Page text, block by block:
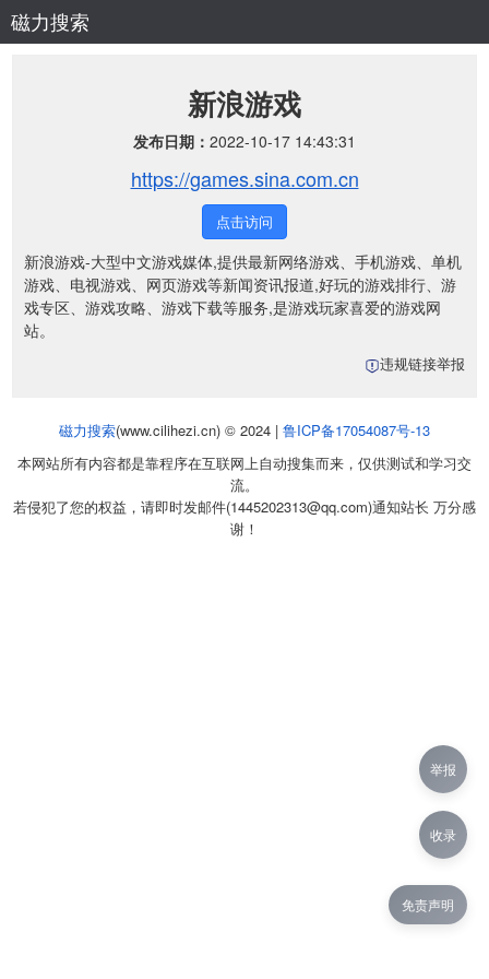
磁力搜索
新浪游戏
发布日期： 2022-10-17 14:43:31
https://games.sina.com.cn
点击访问
新浪游戏-大型中文游戏媒体,提供最新网络游戏、手机游戏、单机
游戏、电视游戏、网页游戏等新闻资讯报道,好玩的游戏排行、游
戏专区、游戏攻略、游戏下载等服务,是游戏玩家喜爱的游戏网
站。
违规链接举报
磁力搜索(www.cilihezi.cn) © 2024 | 鲁ICP备17054087号-13
本网站所有内容都是靠程序在互联网上自动搜集而来，仅供测试和学习交
流。
若侵犯了您的权益，请即时发邮件(1445202313@qq.com)通知站长 万分感
谢！
免责声明
举报
收录